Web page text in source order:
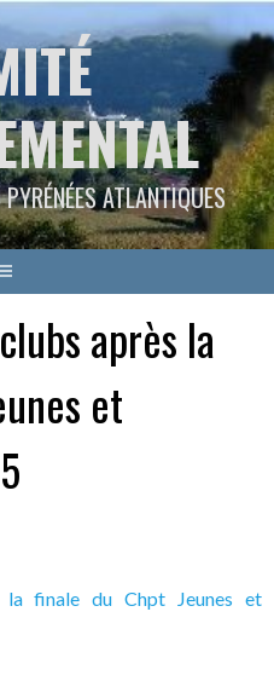
ATLANTIQUES
après la
et
la finale du Chpt Jeunes et